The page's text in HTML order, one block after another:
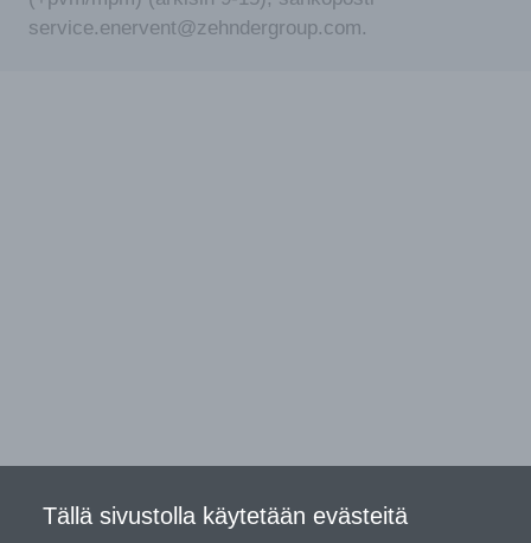
service.enervent@zehndergroup.com.
Tällä sivustolla käytetään evästeitä